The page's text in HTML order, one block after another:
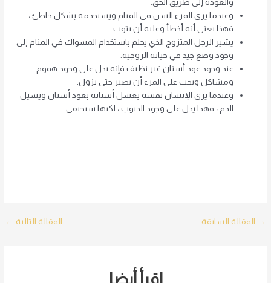
والعودة إلى طريق الحق.
وعندما يرى المرء السن في المنام ويستخدمه بشكل خاطئ ،
فهذا يعني أنه أخطأ وعليه أن يتوب.
يشير الرجل المتزوج الذي يحلم باستخدام المسواك في المنام إلى
وجود وضع جيد في حياته الزوجية.
عند وجود عود أسنان غير نظيف فإنه يدل على وجود هموم
ومشاكل ويجب على المرء أن يصبر حتى يزول.
وعندما يرى الإنسان نفسه يغسل أسنانه بعود أسنان ويسيل
الدم ، فهذا يدل على وجود الذنوب ، لكنها ستختفي.
Post
→ المقالة السابقة المقالة التالية ←
اقرأ أيضا